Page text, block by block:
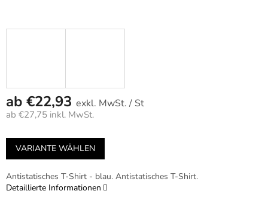
ab €22,93 / St
ab €27,75 inkl. MwSt.
VARIANTE WÄHLEN
Antistatisches T-Shirt - blau. Antistatisches T-Shirt.
Detaillierte Informationen